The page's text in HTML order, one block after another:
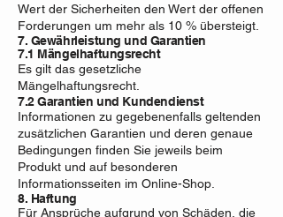
Wert der Sicherheiten den Wert der offenen
Forderungen um mehr als 10 % übersteigt.
7. Gewährleistung und Garantien
7.1 Mängelhaftungsrecht
Es gilt das gesetzliche
Mängelhaftungsrecht.
7.2 Garantien und Kundendienst
Informationen zu gegebenenfalls geltenden
zusätzlichen Garantien und deren genaue
Bedingungen finden Sie jeweils beim
Produkt und auf besonderen
Informationsseiten im Online-Shop.
8. Haftung​​​​​​​
Für Ansprüche aufgrund von Schäden, die